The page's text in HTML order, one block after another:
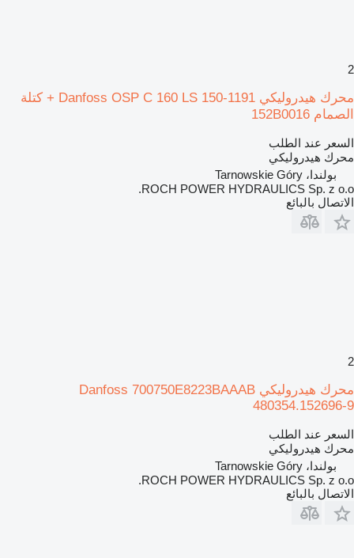
2
محرك هيدروليكي Danfoss OSP C 160 LS 150-1191 + كتلة
الصمام 152B0016
السعر عند الطلب
محرك هيدروليكي
بولندا، Tarnowskie Góry
ROCH POWER HYDRAULICS Sp. z o.o.
الاتصال بالبائع
2
محرك هيدروليكي Danfoss 700750E8223BAAAB
480354.152696-9
السعر عند الطلب
محرك هيدروليكي
بولندا، Tarnowskie Góry
ROCH POWER HYDRAULICS Sp. z o.o.
الاتصال بالبائع